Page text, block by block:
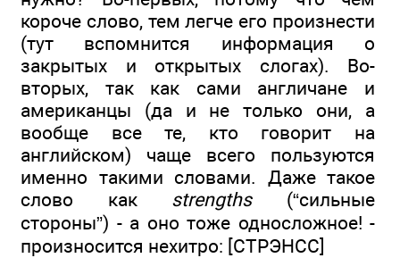
короче слово, тем легче его произнести
(тут вспомнится информация о
закрытых и открытых слогах). Во-
вторых, так как сами англичане и
американцы (да и не только они, а
вообще все те, кто говорит на
английском) чаще всего пользуются
именно такими словами. Даже такое
слово как strengths(“сильные
стороны”) - а оно тоже односложное! -
произносится нехитро: [СТРЭНСС]